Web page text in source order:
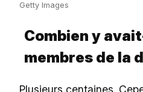
Getty Images
Combien y
membres de la